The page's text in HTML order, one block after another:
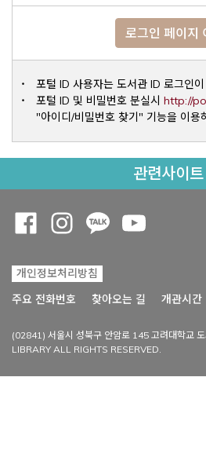
로그인 페이지
포털 ID 사용자는 도서관 ID 로그인
포털 ID 및 비밀번호 분실시 http://
"아이디/비밀번호 찾기" 기능을 이용
관련사이트
개인정보처리방침
주요 전화번호
찾아오는 길 개관시간
(02841) 서울시 성북구 안암로 145 고려대학교
LIBRARY ALL RIGHTS RESERVED.
Opens a new window
Opens a new window
Opens a new